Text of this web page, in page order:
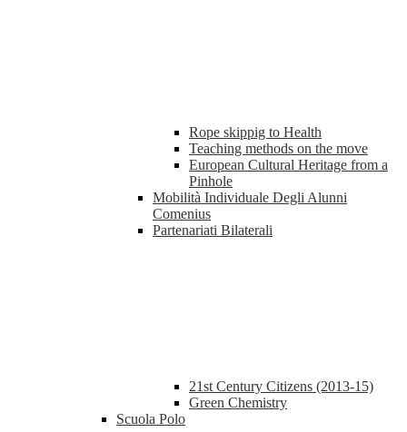
Rope skippig to Health
Teaching methods on the move
European Cultural Heritage from a
Pinhole
Mobilità Individuale Degli Alunni
Comenius
Partenariati Bilaterali
21st Century Citizens (2013-15)
Green Chemistry
Scuola Polo